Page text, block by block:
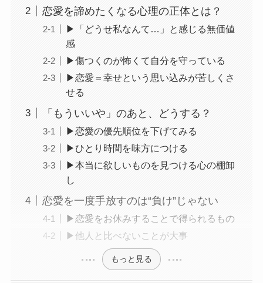
恋愛を諦めたくなる心理の正体とは？
▶「どうせ私なんて…」と感じる無価値
感
▶傷つくのが怖くて自分を守っている
▶恋愛＝幸せという思い込みが苦しくさ
せる
「もういいや」のあと、どうする？
▶恋愛の優先順位を下げてみる
▶ひとり時間を味方につける
▶本当に欲しいものを見つける心の棚卸
し
恋愛を一度手放すのは“負け”じゃない
▶恋愛をお休みすることで得られるもの
▶他人と比べないことが大事
もっと見る